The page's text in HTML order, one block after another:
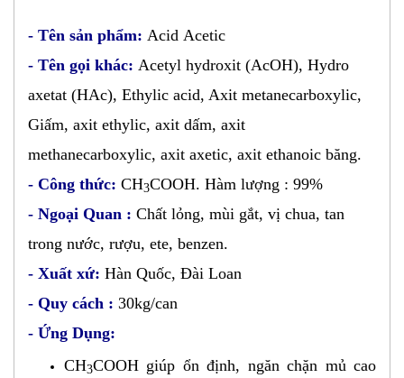
- Tên sản phẩm: Acid Acetic
- Tên gọi khác: Acetyl hydroxit (AcOH), Hydro
axetat (HAc), Ethylic acid, Axit metanecarboxylic,
Giấm, axit ethylic, axit dấm, axit
methanecarboxylic, axit axetic, axit ethanoic băng.
- Công thức: CH3COOH. Hàm lượng : 99%
- Ngoại Quan : Chất lỏng, mùi gắt, vị chua, tan
trong nước, rượu, ete, benzen.
- Xuất xứ: Hàn Quốc, Đài Loan
- Quy cách : 30kg/can
- Ứng Dụng:
CH3COOH giúp ổn định, ngăn chặn mủ cao